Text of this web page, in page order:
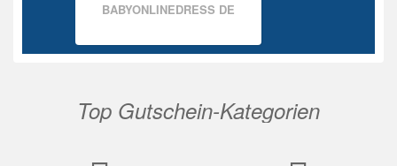
BABYONLINEDRESS DE
Top Gutschein-Kategorien